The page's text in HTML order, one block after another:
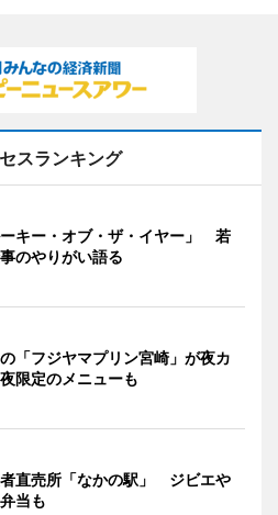
スランキング
キー・オブ・ザ・イヤー」 若
のやりがい語る
「フジヤマプリン宮崎」が夜カ
限定のメニューも
直売所「なかの駅」 ジビエや
当も